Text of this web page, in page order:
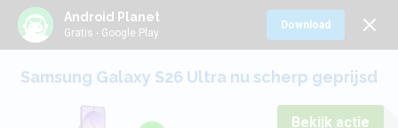
Android Planet
Gratis - Google Play
Download
Samsung Galaxy S26 Ultra nu scherp geprijsd
Bekijk actie